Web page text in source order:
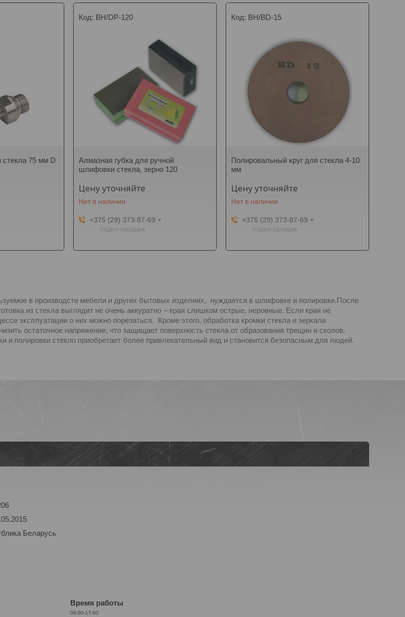
стекла 75 мм D
BH/DP-120
Алмазная губка для ручной
шлифовки стекла, зерно 120
Цену уточняйте
Нет в наличии
+375 (29) 373-87-69
отдел продаж
BH/BD-15
Полировальный круг для стекла 4-10
мм
Цену уточняйте
Нет в наличии
+375 (29) 373-87-69
отдел продаж
в производсте мебели и других бытовых изделиях, нуждается в шлифовке и полировке.После
из стекла выглядит не очень аккуратно – края слишком острые, неровные. Если края не
эксплуатации о них можно порезаться. Кроме этого, обработка кромки стекла и зеркала
остаточное напряжение, что защищает поверхность стекла от образования трещин и сколов.
и полировки стекло приобретает более привлекательный вид и становится безопасным для людей.
Беларусь
Время работы
09:00-17:00